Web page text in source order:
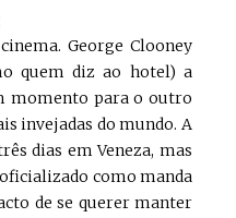
George Clooney
quem diz ao hotel) a
momento para o outro
invejadas do mundo. A
dias em Veneza, mas
como manda
de se querer manter